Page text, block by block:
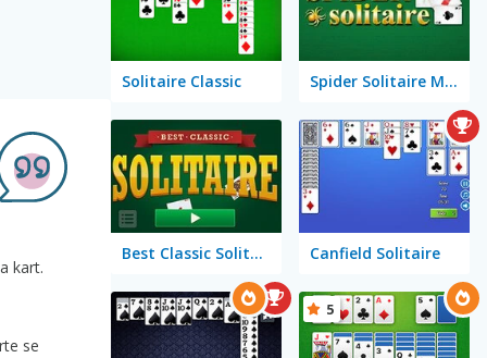
kart.
se
Solitaire Classic Spider Solitaire Mobile
Best Classic Solitaire Canfield Solitaire
5